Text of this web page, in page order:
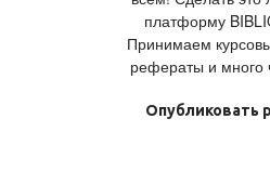
платформу
Принимаем
рефераты и много
Опубликовать